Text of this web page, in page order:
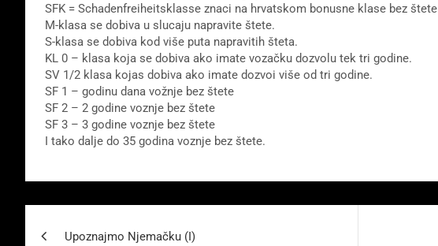
SFK = Schadenfreiheitsklasse znaci na hrvatskom bonusne klase bez štete
M-klasa se dobiva u slucaju napravite štete.
S-klasa se dobiva kod više puta napravitih šteta.
KL 0 – klasa koja se dobiva ako imate vozačku dozvolu tek tri godine.
SV 1/2 klasa kojas dobiva ako imate dozvoi više od tri godine.
SF 1 – godinu dana vožnje bez štete
SF 2 – 2 godine voznje bez štete
SF 3 – 3 godine voznje bez štete
I tako dalje do 35 godina voznje bez štete.
Upoznajmo Njemačku (I)